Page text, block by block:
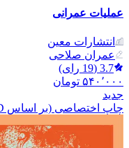
عملیات عمرانی
انتشارات معین
عمران صلاحی
3.7
(
19 رای)
۵۴۰٬۰۰۰ تومان
جدید
چاپ اختصاصی (بر اساس POD)